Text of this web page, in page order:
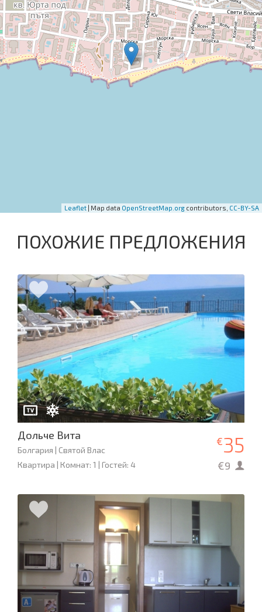
Leaflet | Map data OpenStreetMap.org contributors, CC-BY-SA
ПОХОЖИЕ ПРЕДЛОЖЕНИЯ
Дольче Вита
Болгария | Святой Влас
Квартира | Комнат: 1 | Гостей: 4
€35
€9